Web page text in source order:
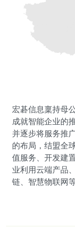
宏碁信息稟持母
成就智能企业的
并逐步将服务推
的布局，结盟全
值服务、开发建
业利用云端产品
链、智慧物联网